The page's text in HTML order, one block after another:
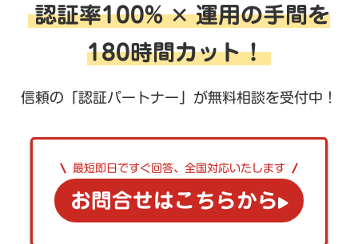
認証率100% ✕ 運用の手間を
180時間カット！
信頼の「認証パートナー」が無料相談を受付中！
最短即日ですぐ回答、全国対応いたします
お問合せはこちらから